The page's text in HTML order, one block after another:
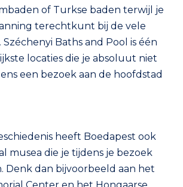
of Turkse baden terwijl je
terechtkunt bij de vele
Széchenyi Baths and Pool is één
locaties die je absoluut niet
een bezoek aan de hoofdstad
heeft Boedapest ook
musea die je tijdens je bezoek
Denk dan bijvoorbeeld aan het